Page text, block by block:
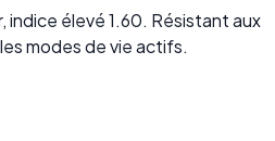
indice élevé 1.60. Résistant aux
modes de vie actifs.